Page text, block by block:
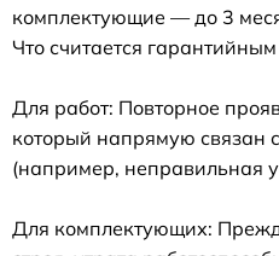
комплектующие — до 3
Что считается
Для работ: Повторное
который напрямую связан
(например, неправильная
Для комплектующих: